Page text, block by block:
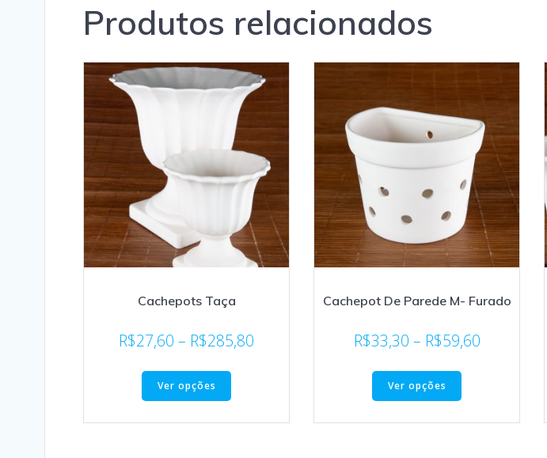
Produtos relacionados
Cachepots Taça
R$27,60 – R$285,80
Ver opções
Cachepot De Parede M- Furado
R$33,30 – R$59,60
Ver opções